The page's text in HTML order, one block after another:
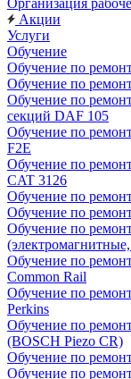
Организация
Акции
Услуги
Обучение
Обучение по
Обучение по
Обучение по
секций DAF 105
Обучение по
F2E
Обучение по
CAT 3126
Обучение по
Обучение по
Обучение по
Обучение по
Common Rail
Обучение по
Perkins
Обучение по
(BOSCH Piezo CR)
Обучение по
Обучение по